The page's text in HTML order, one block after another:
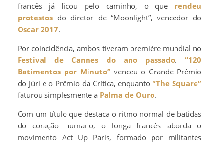
francês já ficou pelo caminho, o que rendeu
protestos do diretor de “Moonlight”, vencedor do
Oscar 2017.
Por coincidência, ambos tiveram première mundial no
Festival de Cannes do ano passado.“120
Batimentos por Minuto”venceu o Grande Prêmio
do Júri e o Prêmio da Crítica, enquanto“The Square”
faturou simplesmente a Palma de Ouro.
Com um título que destaca o ritmo normal de batidas
do coração humano, o longa francês aborda o
movimento Act Up Paris, formado por militantes